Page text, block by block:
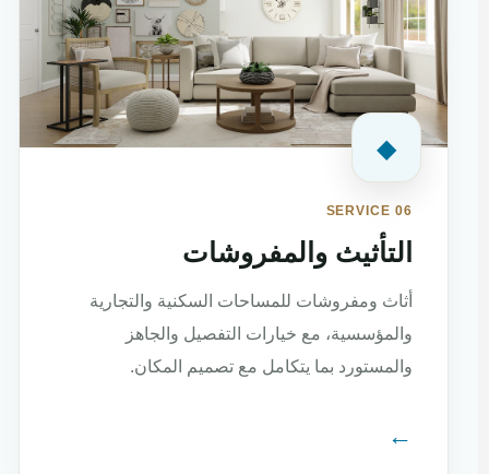
◆
SERVICE 06
التأثيث والمفروشات
أثاث ومفروشات للمساحات السكنية والتجارية
والمؤسسية، مع خيارات التفصيل والجاهز
والمستورد بما يتكامل مع تصميم المكان.
←